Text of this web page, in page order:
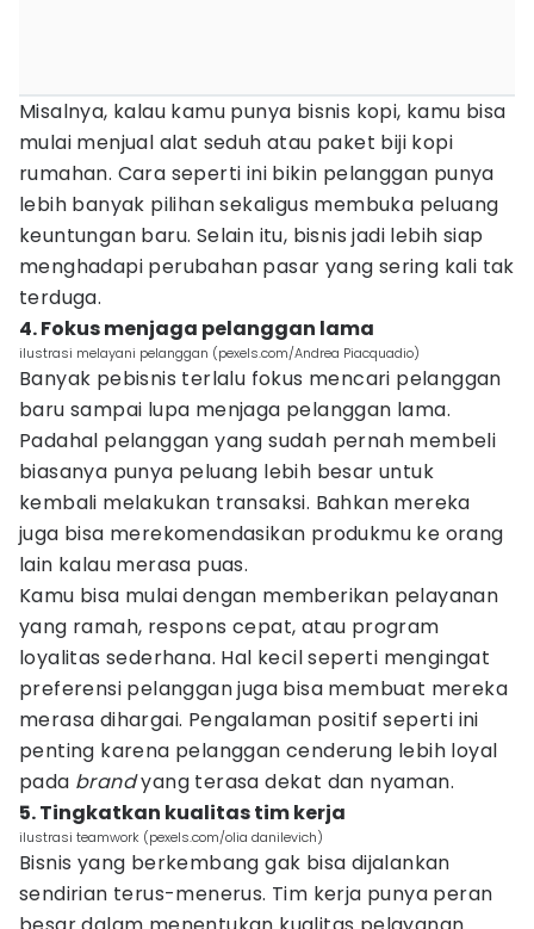
Misalnya, kalau kamu punya bisnis kopi, kamu bisa
mulai menjual alat seduh atau paket biji kopi
rumahan. Cara seperti ini bikin pelanggan punya
lebih banyak pilihan sekaligus membuka peluang
keuntungan baru. Selain itu, bisnis jadi lebih siap
menghadapi perubahan pasar yang sering kali tak
terduga.
4. Fokus menjaga pelanggan lama
ilustrasi melayani pelanggan (pexels.com/Andrea Piacquadio)
Banyak pebisnis terlalu fokus mencari pelanggan
baru sampai lupa menjaga pelanggan lama.
Padahal pelanggan yang sudah pernah membeli
biasanya punya peluang lebih besar untuk
kembali melakukan transaksi. Bahkan mereka
juga bisa merekomendasikan produkmu ke orang
lain kalau merasa puas.
Kamu bisa mulai dengan memberikan pelayanan
yang ramah, respons cepat, atau program
loyalitas sederhana. Hal kecil seperti mengingat
preferensi pelanggan juga bisa membuat mereka
merasa dihargai. Pengalaman positif seperti ini
penting karena pelanggan cenderung lebih loyal
pada brandyang terasa dekat dan nyaman.
5. Tingkatkan kualitas tim kerja
ilustrasi teamwork (pexels.com/olia danilevich)
Bisnis yang berkembang gak bisa dijalankan
sendirian terus-menerus. Tim kerja punya peran